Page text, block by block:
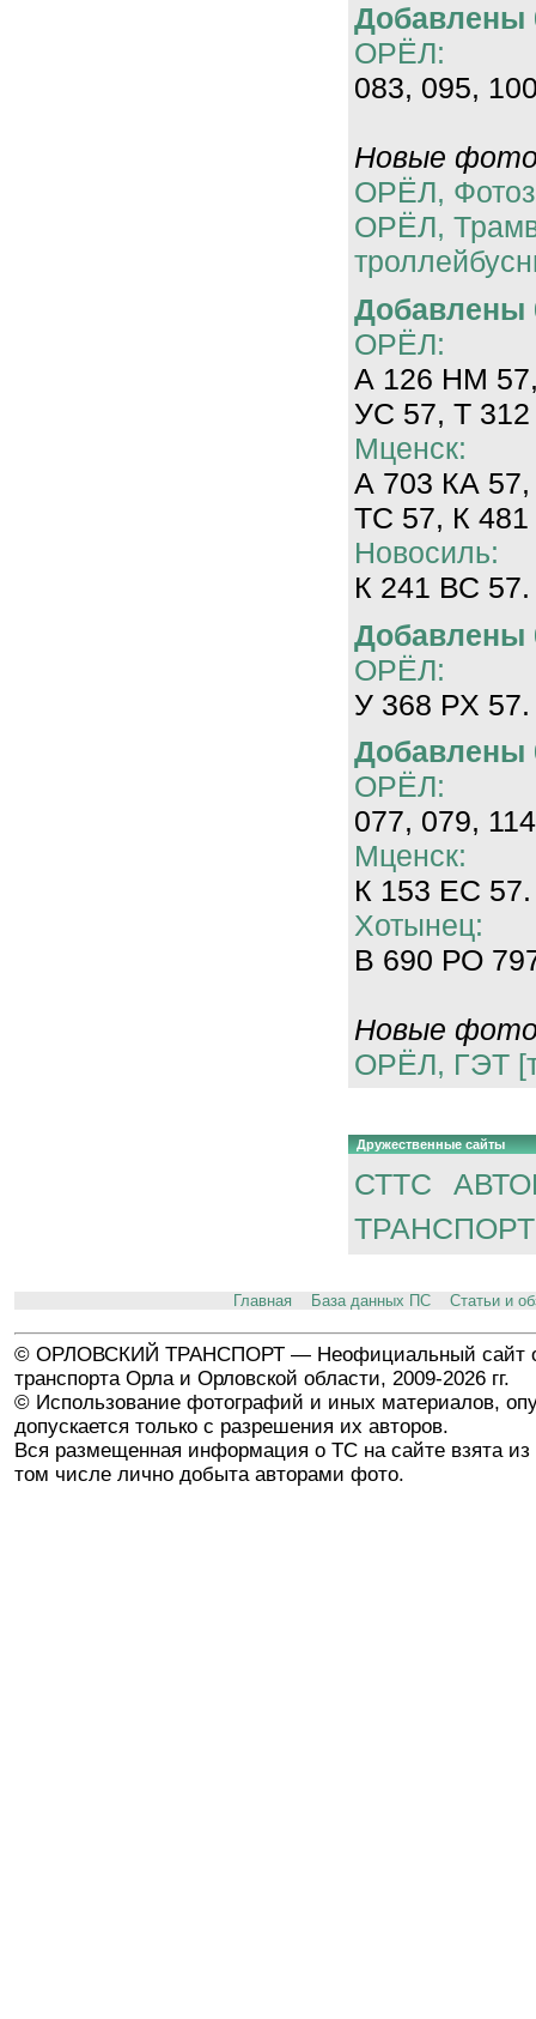
Добавлены
ОРЁЛ:
083, 095,
Новые
ОРЁЛ,
ОРЁЛ,
Добавлены
ОРЁЛ:
А 126 НМ
УС 57, Т
Мценск:
А 703 КА
ТС 57, К
Новосиль:
К 241 ВС 57.
Добавлены
ОРЁЛ:
У 368 РХ 57.
Добавлены
ОРЁЛ:
077, 079,
Мценск:
К 153 ЕС 57.
Хотынец:
В 690 РО
Новые
ОРЁЛ, ГЭТ
Дружественные сайты
СТТС
ТРАНСПОРТ
Главная База данных ПС Статьи и
© ОРЛОВСКИЙ ТРАНСПОРТ — Неофициальный сайт
транспорта Орла и Орловской области, 2009-2026 гг.
© Использование фотографий и иных материалов,
допускается только с разрешения их авторов.
Вся размещенная информация о ТС на сайте взята из
том числе лично добыта авторами фото.